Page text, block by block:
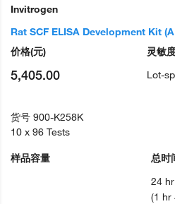
Invitrogen
Rat SCF ELISA Development Kit
灵敏
Lot-
样品容量
总时
24
(1 hr
价格(元)
5,405.00
货号 900-K258K
10 x 96 Tests